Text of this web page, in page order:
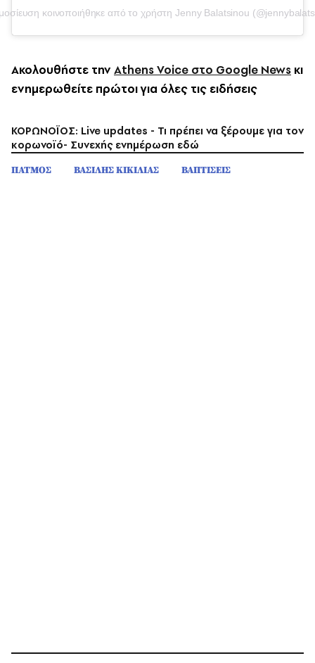
κοινοποιήθηκε από το χρήστη Jenny Balatsinou
Ακολουθήστε τηνAthens Voice στο Google News κι
ενημερωθείτε πρώτοι για όλες τις ειδήσεις
ΚΟΡΩΝΟΪΟΣ: Live updates - Τι πρέπει να ξέρουμε για τον
κορωνοϊό- Συνεχής ενημέρωση εδώ
ΠΑΤΜΟΣ ΒΑΣΙΛΗΣ ΚΙΚΙΛΙΑΣ ΒΑΠΤΙΣΕΙΣ